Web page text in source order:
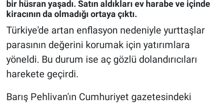
bir hüsran yaşadı. Satın aldıkları ev harabe ve içinde
kiracının da olmadığı ortaya çıktı.
Türkiye'de artan enflasyon nedeniyle yurttaşlar
parasının değerini korumak için yatırımlara
yöneldi. Bu durum ise aç gözlü dolandırıcıları
harekete geçirdi.
Barış Pehlivan'ın Cumhuriyet gazetesindeki
Günün görüntüsü
Haber
İlan